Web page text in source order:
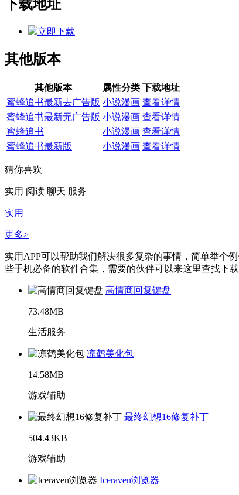
下载地址
立即下载
其他版本
其他版本 属性分类 下载地址
蜜蜂追书最新去广告版 小说漫画 查看详情
蜜蜂追书最新无广告版 小说漫画 查看详情
蜜蜂追书
小说漫画 查看详情
蜜蜂追书最新版
小说漫画 查看详情
猜你喜欢
实用 阅读 聊天 服务
实用
更多>
实用APP可以帮助我们解决很多复杂的事情，简单举个
些手机必备的软件合集，需要的伙伴可以来这里查找下
高情商回复键盘
73.48MB
生活服务
凉鹤美化包
14.58MB
游戏辅助
最终幻想16修复补丁
504.43KB
游戏辅助
Iceraven浏览器